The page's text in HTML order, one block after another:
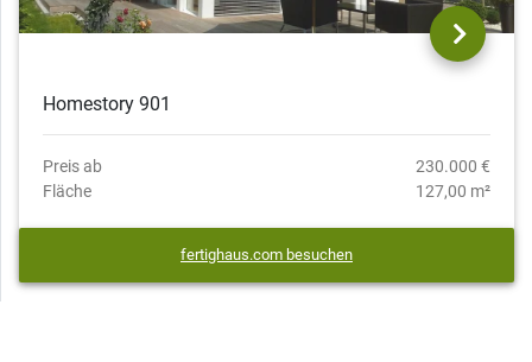
Homestory 901
Preis ab
230.000 €
Fläche
127,00 m²
fertighaus.com besuchen